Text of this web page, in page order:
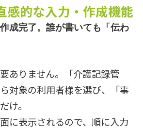
感的な入力・作成機能
成完了。誰が書いても「伝わ
ありません。「介護記録管
対象の利用者様を選び、「事
け。
に表示されるので、順に入力